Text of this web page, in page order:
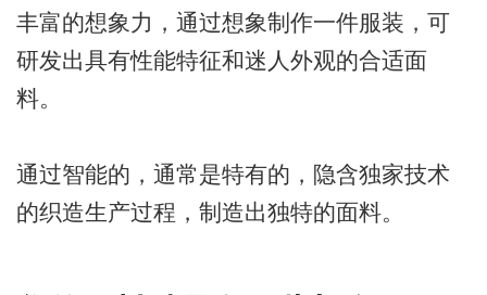
丰富的想象力，通过想象制作一件服装，可
研发出具有性能特征和迷人外观的合适面
料。
通过智能的，通常是特有的，隐含独家技术
的织造生产过程，制造出独特的面料。